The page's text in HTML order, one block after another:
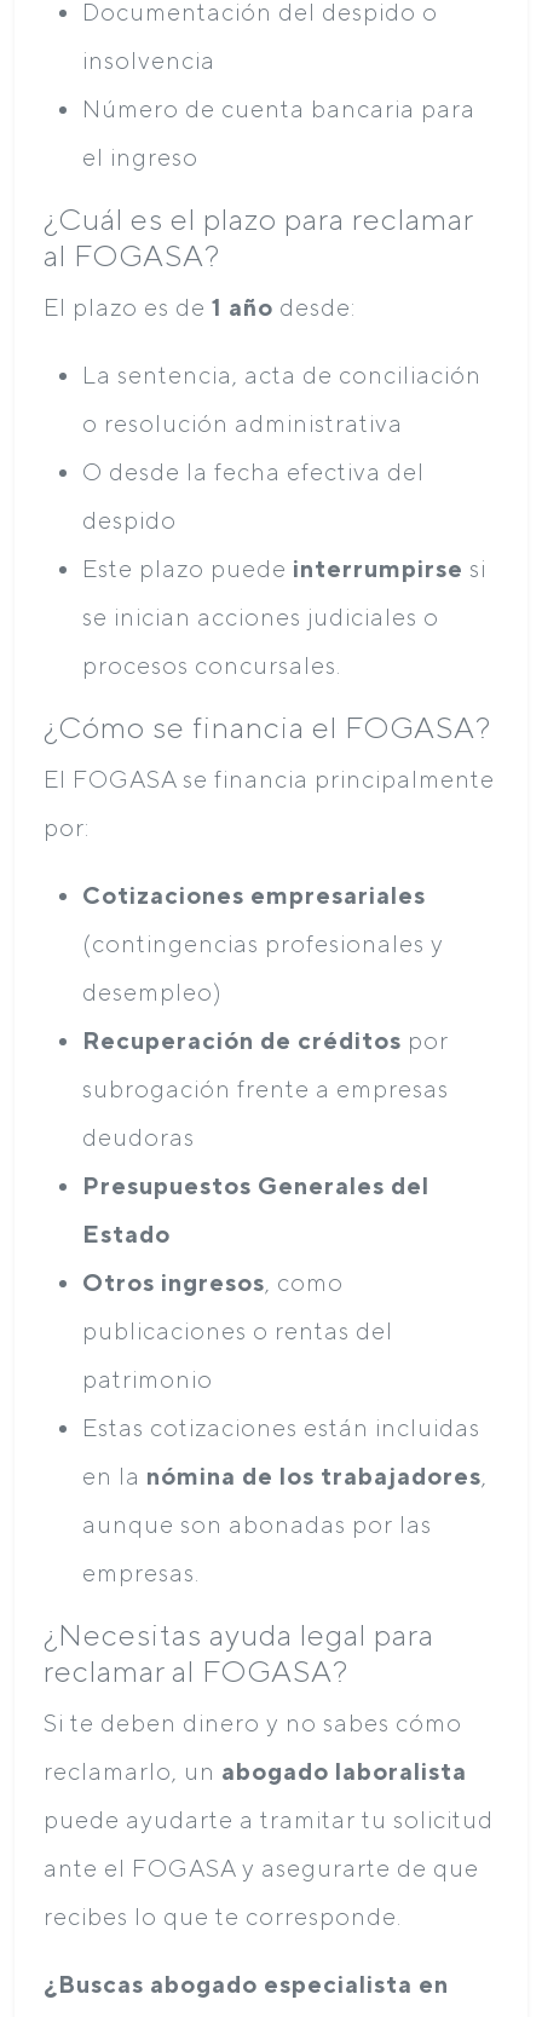
Documentación del despido o
insolvencia
Número de cuenta bancaria para
el ingreso
¿Cuál es el plazo para reclamar
al FOGASA?
El plazo es de 1 año desde:
La sentencia, acta de conciliación
o resolución administrativa
O desde la fecha efectiva del
despido
Este plazo puede interrumpirse si
se inician acciones judiciales o
procesos concursales.
¿Cómo se financia el FOGASA?
El FOGASA se financia principalmente
por:
Cotizaciones empresariales
(contingencias profesionales y
desempleo)
Recuperación de créditos por
subrogación frente a empresas
deudoras
Presupuestos Generales del
Estado
Otros ingresos , como
publicaciones o rentas del
patrimonio
Estas cotizaciones están incluidas
en la nómina de los trabajadores
aunque son abonadas por las
empresas.
¿Necesitas ayuda legal para
reclamar al FOGASA?
Si te deben dinero y no sabes cómo
reclamarlo, un abogado laboralista
puede ayudarte a tramitar tu solicitud
ante el FOGASA y asegurarte de que
recibes lo que te corresponde.
¿Buscas abogado especialista en